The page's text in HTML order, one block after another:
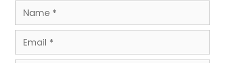
Name
Email